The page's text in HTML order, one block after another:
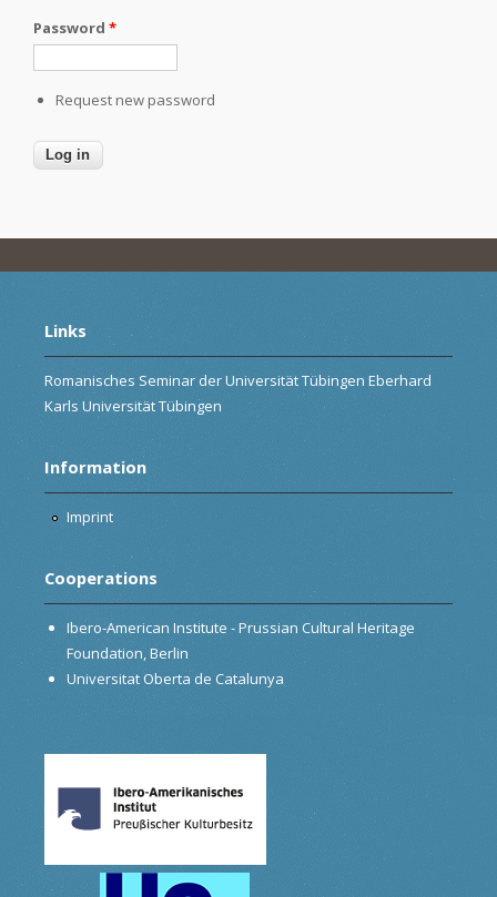
Password *
Request new password
Links
Romanisches Seminar der Universität Tübingen Eberhard
Karls Universität Tübingen
Information
Imprint
Cooperations
Ibero-American Institute - Prussian Cultural Heritage
Foundation, Berlin
Universitat Oberta de Catalunya